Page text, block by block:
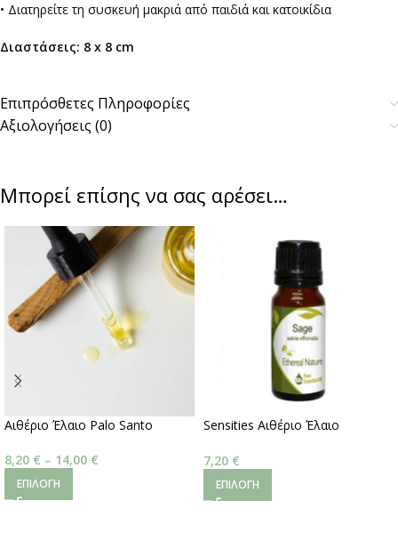
• Διατηρείτε τη συσκευή μακριά από παιδιά και κατοικίδια
Διαστάσεις: 8 x 8 cm
Επιπρόσθετες Πληροφορίες
Αξιολογήσεις (0)
Μπορεί επίσης να σας αρέσει…
Αιθέριο Έλαιο Palo Santo
8,20 € – 14,00 €
ΕΠΙΛΟΓΉ
Sensities Αιθέριο Έλαιο
7,20 €
ΕΠΙΛΟΓΉ